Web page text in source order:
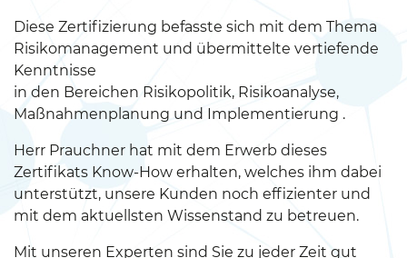
Diese Zertifizierung befasste sich mit dem Thema
Risikomanagement und übermittelte vertiefende
Kenntnisse
in den Bereichen Risikopolitik, Risikoanalyse,
Maßnahmenplanung und Implementierung .
Herr Prauchner hat mit dem Erwerb dieses
Zertifikats Know-How erhalten, welches ihm dabei
unterstützt, unsere Kunden noch effizienter und
mit dem aktuellsten Wissenstand zu betreuen.
Mit unseren Experten sind Sie zu jeder Zeit gut